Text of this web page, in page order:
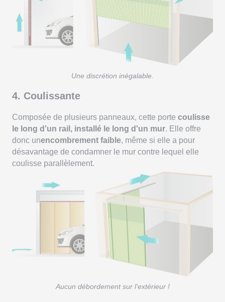
Une discrétion inégalable.
4. Coulissante
Composée de plusieurs panneaux, cette porte coulisse
le long d'un rail, installé le long d'un mur. Elle offre
donc unencombrement faible, même si elle a pour
désavantage de condamner le mur contre lequel elle
coulisse parallèlement.
Aucun débordement sur l'extérieur !